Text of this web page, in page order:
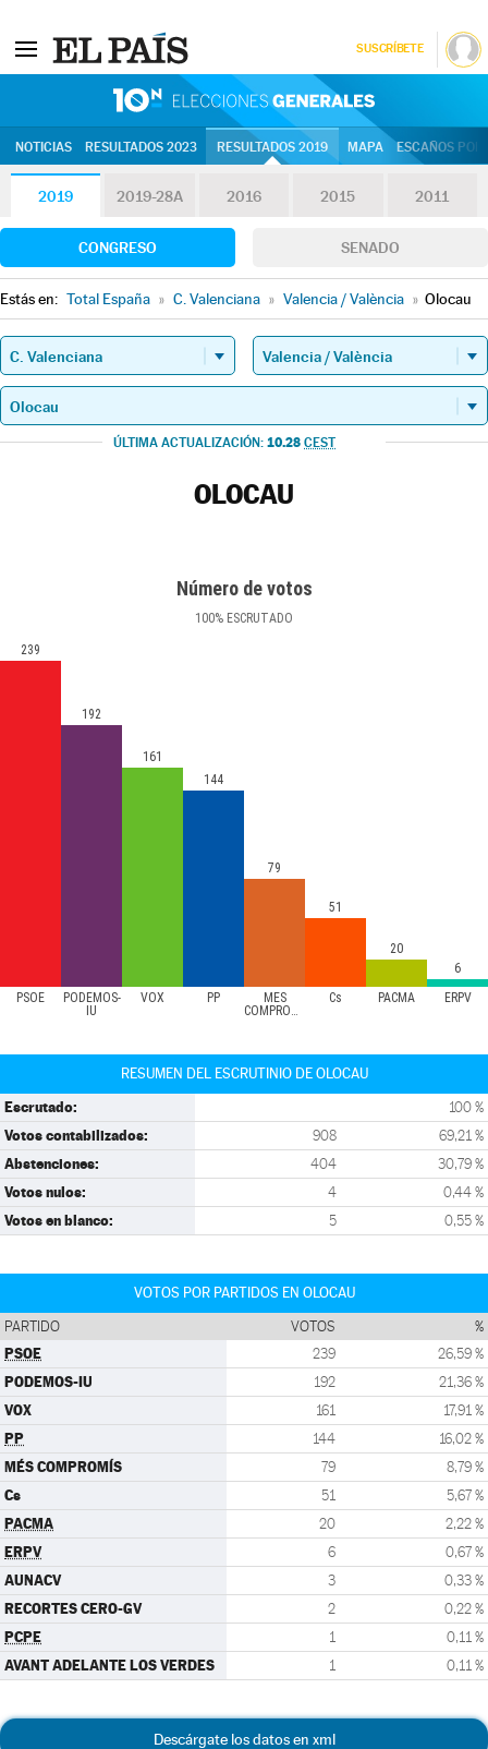
SUSCRÍBETE
NOTICIAS RESULTADOS 2023 RESULTADOS 2019 MAPA ESCAÑOS
2019 2019-28A 2016 2015 2011
CONGRESO SENADO
Estás en: Total España » C. Valenciana » Valencia / València » Olocau
ÚLTIMA ACTUALIZACIÓN: 10.28 CEST
OLOCAU
Número de votos
100% ESCRUTADO
PSOE
PODEMOS-
IU
VOX PP
MÉS
COMPROMÍS
Cs PACMA ERPV
239
192
161
144
79
51
20
6
RESUMEN DEL ESCRUTINIO DE OLOCAU
Escrutado: 100 %
Votos contabilizados: 908 69,21 %
Abstenciones: 404 30,79 %
Votos nulos: 4 0,44 %
Votos en blanco: 5 0,55 %
VOTOS POR PARTIDOS EN OLOCAU
PARTIDO VOTOS %
PSOE 239 26,59 %
PODEMOS-IU 192 21,36 %
VOX 161 17,91 %
PP 144 16,02 %
MÉS COMPROMÍS 79 8,79 %
Cs 51 5,67 %
PACMA 20 2,22 %
ERPV 6 0,67 %
AUNACV 3 0,33 %
RECORTES CERO-GV 2 0,22 %
PCPE 1 0,11 %
AVANT ADELANTE LOS VERDES 1 0,11 %
Descárgate los datos en xml